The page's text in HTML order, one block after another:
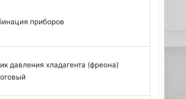
приборов
давления хладагента (фреона)